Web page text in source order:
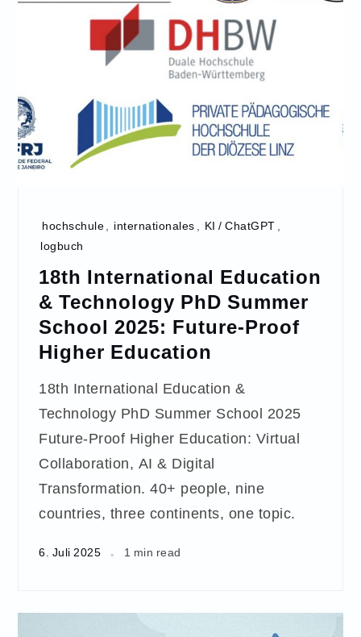
hochschule internationales KI / ChatGPT
logbuch
18th International Education
& Technology PhD Summer
School 2025: Future-Proof
Higher Education
18th International Education &
Technology PhD Summer School 2025
Future-Proof Higher Education: Virtual
Collaboration, AI & Digital
Transformation. 40+ people, nine
countries, three continents, one topic.
6. Juli 2025 1 min read